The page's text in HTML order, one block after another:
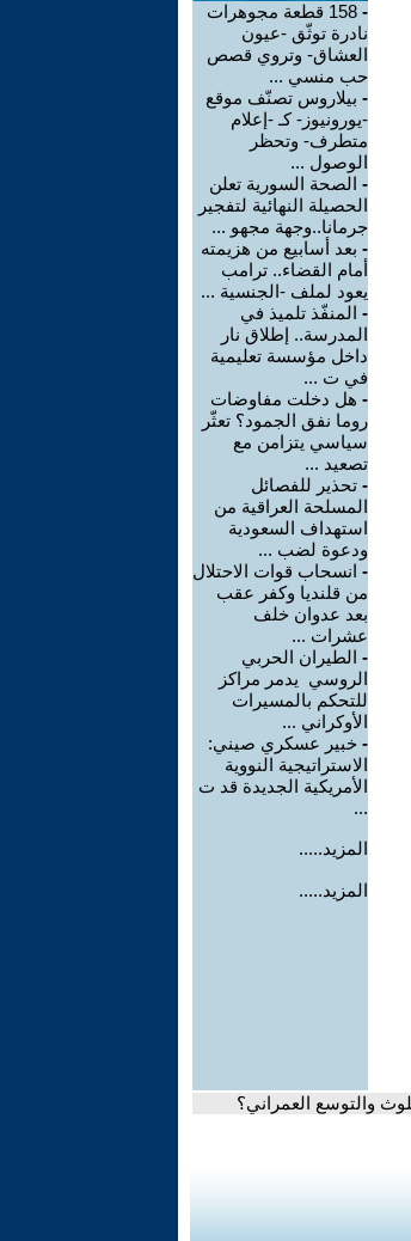
-
158 قطعة مجوهرات
نادرة توثّق -عيون
العشاق- وتروي قصص
حب منسي ...
- بيلاروس تصنّف موقع
-يورونيوز- كـ -إعلام
متطرف- وتحظر
الوصول ...
- الصحة السورية تعلن
الحصيلة النهائية لتفجير
جرمانا..وجهة مجهو ...
- بعد أسابيع من هزيمته
أمام القضاء.. ترامب
يعود لملف -الجنسية ...
- المنفّذ تلميذ في
المدرسة.. إطلاق نار
داخل مؤسسة تعليمية
في ت ...
- هل دخلت مفاوضات
روما نفق الجمود؟ تعثّر
سياسي يتزامن مع
تصعيد ...
- تحذير للفصائل
المسلحة العراقية من
استهداف السعودية
ودعوة لضب ...
- انسحاب قوات الاحتلال
من قلنديا وكفر عقب
بعد عدوان خلف
عشرات ...
- الطيران الحربي
الروسي يدمر مراكز
للتحكم بالمسيرات
الأوكراني ...
- خبير عسكري صيني:
الاستراتيجية النووية
الأمريكية الجديدة قد ت
...
المزيد.....
المزيد.....
والتوسع العمراني؟